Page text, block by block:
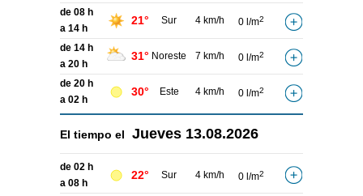
de 08 h
a 14 h
21° Sur 4 km/h 0 l/m2
de 14 h
a 20 h
31° Noreste 7 km/h 0 l/m2
de 20 h
a 02 h
30° Este 4 km/h 0 l/m2
El tiempo el Jueves 13.08.2026
de 02 h
a 08 h
22° Sur 4 km/h 0 l/m2